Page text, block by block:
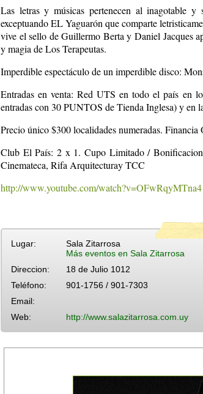
Las letras y músicas pertenecen al inagotable
exceptuando EL Yaguarón que comparte
vive el sello de Guillermo Berta y Daniel Jacques
y magia de Los Terapeutas.
Imperdible espectáculo de un imperdible disco:
Entradas en venta: Red UTS en todo el país en
entradas con 30 PUNTOS de Tienda Inglesa) y en
Precio único $300 localidades numeradas. Financia
Club El País: 2 x 1. Cupo Limitado /
Cinemateca, Rifa Arquitecturay TCC
http://www.youtube.com/watch?v=OFwRqyMTna4
Lugar:
Sala Zitarrosa
Más eventos en Sala Zitarrosa
Direccion:
18 de Julio 1012
Teléfono:
901-1756 / 901-7303
Email:
Web:
http://www.salazitarrosa.com.uy